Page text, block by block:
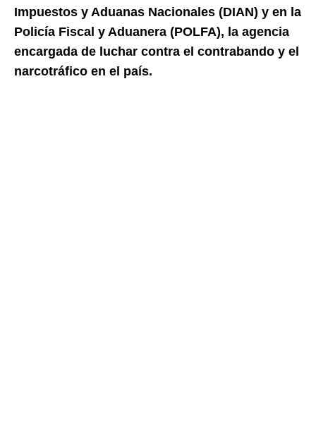
Impuestos y Aduanas Nacionales (DIAN) y en la
Policía Fiscal y Aduanera (POLFA), la agencia
encargada de luchar contra el contrabando y el
narcotráfico en el país.